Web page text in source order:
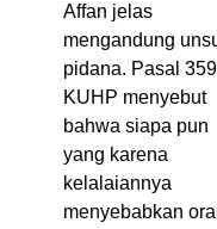
Affan jelas
mengandung
pidana. Pasal 359
KUHP menyebut
bahwa siapa pun
yang karena
kelalaiannya
menyebabkan